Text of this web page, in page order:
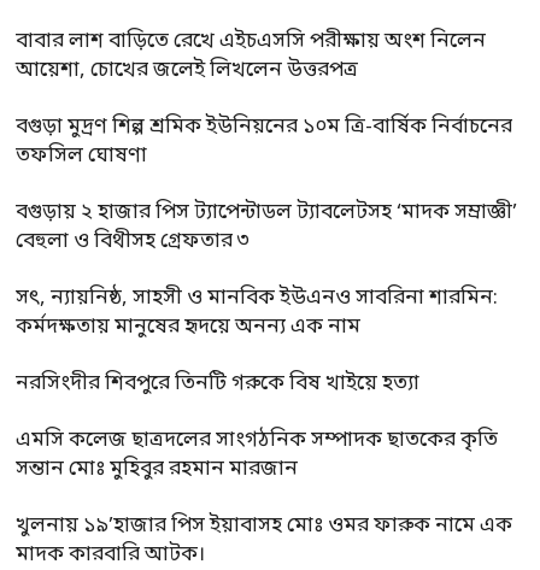
বাবার লাশ বাড়িতে রেখে এইচএসসি পরীক্ষায় অংশ নিলেন
আয়েশা, চোখের জলেই লিখলেন উত্তরপত্র
বগুড়া মুদ্রণ শিল্প শ্রমিক ইউনিয়নের ১০ম ত্রি-বার্ষিক নির্বাচনের
তফসিল ঘোষণা
বগুড়ায় ২ হাজার পিস ট্যাপেন্টাডল ট্যাবলেটসহ ‘মাদক সম্রাজ্ঞী’
বেহুলা ও বিথীসহ গ্রেফতার ৩
সৎ, ন্যায়নিষ্ঠ, সাহসী ও মানবিক ইউএনও সাবরিনা শারমিন:
কর্মদক্ষতায় মানুষের হৃদয়ে অনন্য এক নাম
নরসিংদীর শিবপুরে তিনটি গরুকে বিষ খাইয়ে হত্যা
এমসি কলেজ ছাত্রদলের সাংগঠনিক সম্পাদক ছাতকের কৃতি
সন্তান মোঃ মুহিবুর রহমান মারজান
খুলনায় ১৯’হাজার পিস ইয়াবাসহ মোঃ ওমর ফারুক নামে এক
মাদক কারবারি আটক।